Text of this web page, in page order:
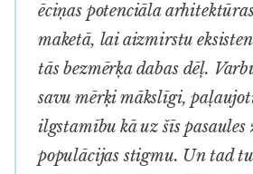
ēciņas potenciāla
maketā, lai aizmirstu
tās bezmērķa dabas dēļ.
savu mērķi mākslīgi,
ilgstamību kā uz šīs pasaules
populācijas stigmu. Un tad